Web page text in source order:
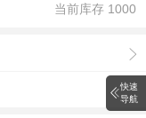
当前库存 1000
快速
导航